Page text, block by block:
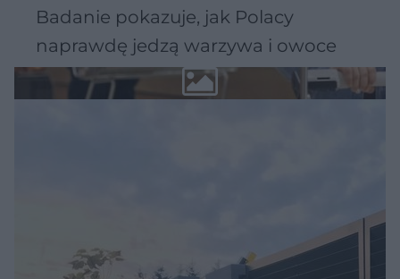
Badanie pokazuje, jak Polacy
naprawdę jedzą warzywa i owoce